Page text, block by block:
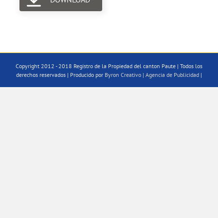
Copyright 2012 - 2018 Registro de la Propiedad del canton Paute | Todos los
derechos reservados | Producido por Byron Creativo | Agencia de Publicidad |